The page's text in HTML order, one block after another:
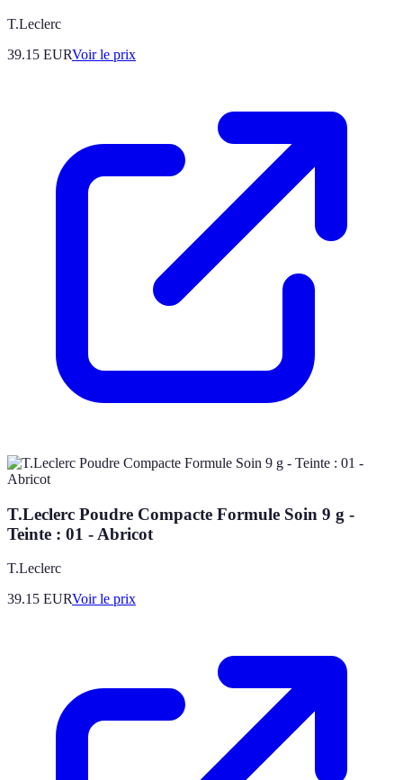
T.Leclerc
39.15 EURVoir le prix
T.Leclerc Poudre Compacte Formule Soin 9 g -
Teinte : 01 - Abricot
T.Leclerc
39.15 EURVoir le prix